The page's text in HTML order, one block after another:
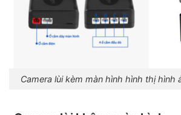
Camera lùi kèm màn hình hình thị hình